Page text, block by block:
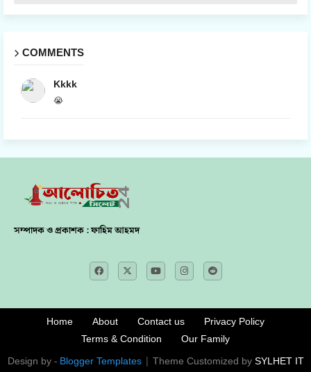
COMMENTS
Kkkk
😭
সম্পাদক ও প্রকাশক : ফাহিম আহমদ
Home About Contact us
Privacy Policy
Terms & Condition
Our Family
Design by - Blogger Templates | Theme Customized bySYLHET IT